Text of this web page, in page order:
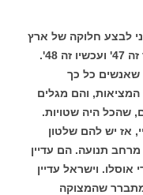
לבצע חלוקה של ארץ
ישראל. זו 1947. או יותר נכון, קמפ דייויד זה 47' ועכשיו זה 48'.
שאנשים כל כך
המציאות, והם מגלים
שהכל היה שטויות.
אז יש להם שלטון
תנועה. הם עדיין
וישראל עדיין
שהמצוקה